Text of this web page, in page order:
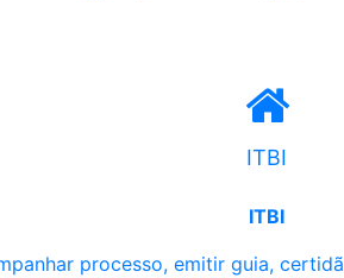
ITBI
ITBI
processo, emitir guia,